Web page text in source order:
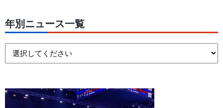
年別ニュース一覧